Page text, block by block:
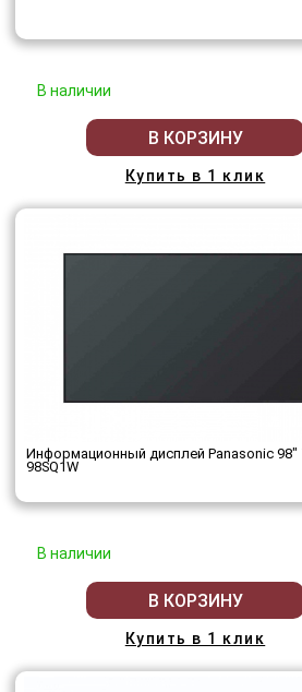
В наличии
В КОРЗИНУ
Купить в 1 клик
Информационный дисплей Panasonic 98"
98SQ1W
В наличии
В КОРЗИНУ
Купить в 1 клик